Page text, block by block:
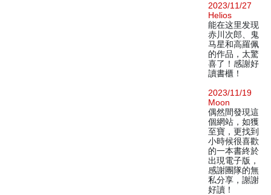
2023/11/27
Helios
能在这里发现
赤川次郎、鬼
马星和高羅佩
的作品，太驚
喜了！感謝好
讀書櫃！
2023/11/19
Moon
偶然間發現這
個網站，如獲
至寶，更找到
小時候很喜歡
的一本書終於
出現電子版，
感謝團隊的無
私分享，謝謝
好讀！